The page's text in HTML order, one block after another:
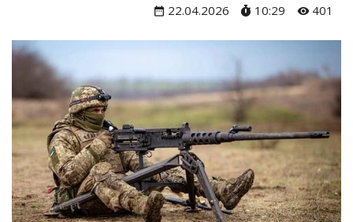
22.04.2026 10:29 401